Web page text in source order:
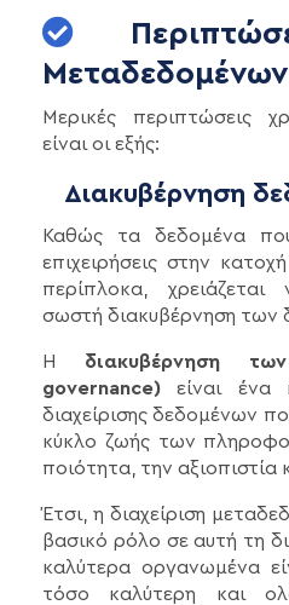
Μεταδεδομένων
Μερικές περιπτώσεις
είναι οι εξής:
Διακυβέρνηση
Καθώς τα δεδομένα
επιχειρήσεις στην
περίπλοκα, χρειάζεται
σωστή διακυβέρνηση των
Η διακυβέρνηση
governance)είναι ένα
διαχείρισης δεδομένων
κύκλο ζωής των
ποιότητα, την αξιοπιστία
Έτσι, η διαχείριση
βασικό ρόλο σε αυτή τη
καλύτερα οργανωμένα
τόσο καλύτερη και